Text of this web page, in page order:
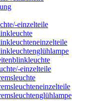
einzelteile
einzelteile